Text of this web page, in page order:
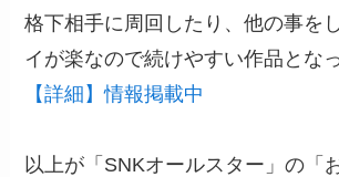
格下相手に周回したり、他の事を
イが楽なので続けやすい作品とな
【詳細】情報掲載中
以上が「SNKオールスター」の「